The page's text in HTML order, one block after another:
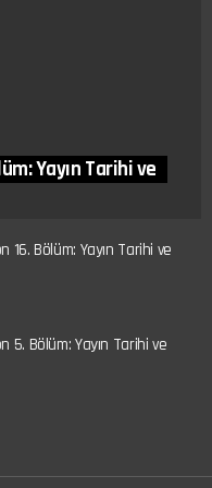
Yayın Tarihi ve
Bölüm: Yayın Tarihi ve
5. Bölüm: Yayın Tarihi ve